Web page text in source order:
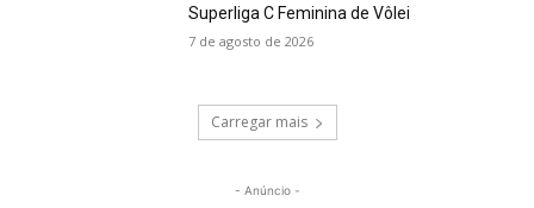
Superliga C Feminina de Vôlei
7 de agosto de 2026
Carregar mais
- Anúncio -